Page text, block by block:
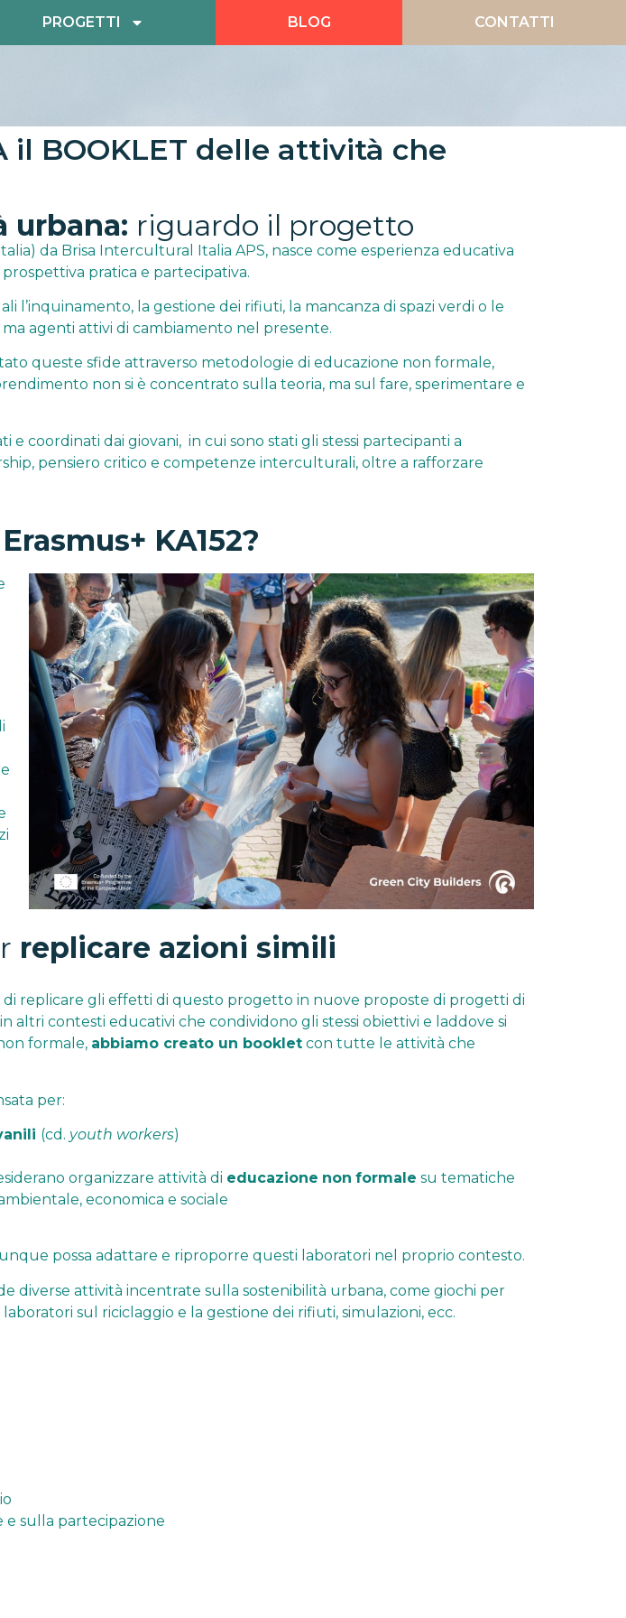
PROGETTI BLOG CONTATTI
il BOOKLET delle attività che
urbana: riguardo il progetto
da Brisa Intercultural Italia APS, nasce come esperienza educativa
pratica e partecipativa.
l’inquinamento, la gestione dei rifiuti, la mancanza di spazi verdi o le
agenti attivi di cambiamento nel presente.
queste sfide attraverso metodologie di educazione non formale,
non si è concentrato sulla teoria, ma sul fare, sperimentare e
e coordinati dai giovani, in cui sono stati gli stessi partecipanti a
pensiero critico e competenze interculturali, oltre a rafforzare
Erasmus+ KA152?
replicare azioni simili
di replicare gli effetti di questo progetto in nuove proposte di progetti di
altri contesti educativi che condividono gli stessi obiettivi e laddove si
formale, abbiamo creato un bookletcon tutte le attività che
per:
(cd. youth workers)
organizzare attività di educazione non formale su tematiche
economica e sociale
possa adattare e riproporre questi laboratori nel proprio contesto.
diverse attività incentrate sulla sostenibilità urbana, come giochi per
sul riciclaggio e la gestione dei rifiuti, simulazioni, ecc.
e sulla partecipazione